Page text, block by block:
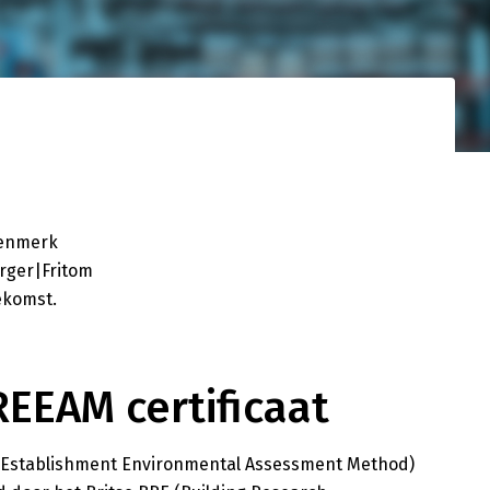
certificaat
Establishment Environmental Assessment Method)